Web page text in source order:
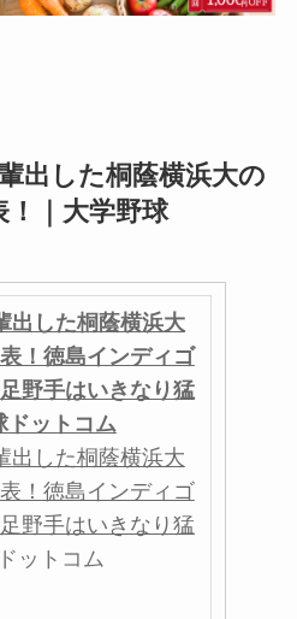
出した桐蔭横浜大の
！｜大学野球
出した桐蔭横浜大
！徳島インディゴ
野手はいきなり猛
ットコム
出した桐蔭横浜大
！徳島インディゴ
野手はいきなり猛
ットコム